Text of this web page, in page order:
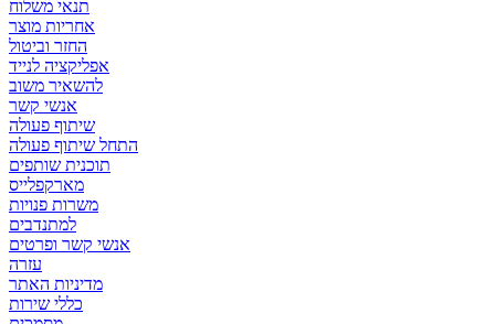
תנאי משלוח
אחריות מוצר
החזר וביטול
אפליקציה לנייד
להשאיר משוב
אנשי קשר
שיתוף פעולה
התחל שיתוף פעולה
תוכנית שותפים
מארקפלייס
משרות פנויות
למתנדבים
אנשי קשר ופרטים
עזרה
מדיניות האתר
כללי שירות